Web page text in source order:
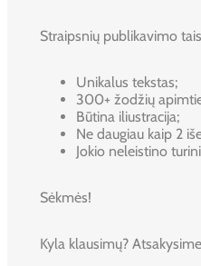
Straipsnių publikavimo
Unikalus tekstas;
300+ žodžių
Būtina iliustracija;
Ne daugiau kaip 2
Jokio neleistino
Sėkmės!
Kyla klausimų?